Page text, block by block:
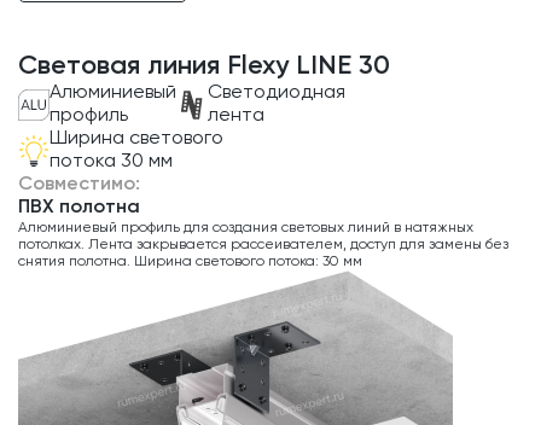
Световая линия Flexy LINE 30
Алюминиевый
профиль
Светодиодная
лента
Ширина светового
потока 30 мм
Совместимо:
ПВХ полотна
Алюминиевый профиль для создания световых линий в натяжных
потолках. Лента закрывается рассеивателем, доступ для замены без
снятия полотна. Ширина светового потока: 30 мм